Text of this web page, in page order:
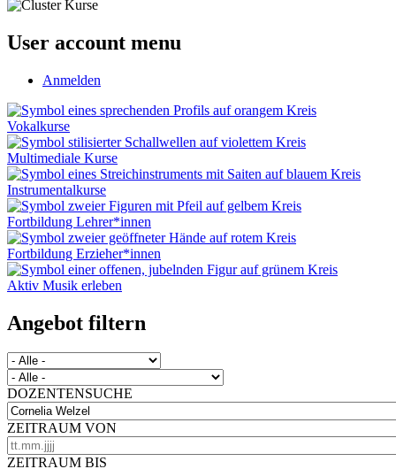
User account menu
Anmelden
Vokalkurse
Multimediale Kurse
Instrumentalkurse
Fortbildung Lehrer*innen
Fortbildung Erzieher*innen
Aktiv Musik erleben
Angebot filtern
DOZENTENSUCHE
ZEITRAUM VON
ZEITRAUM BIS